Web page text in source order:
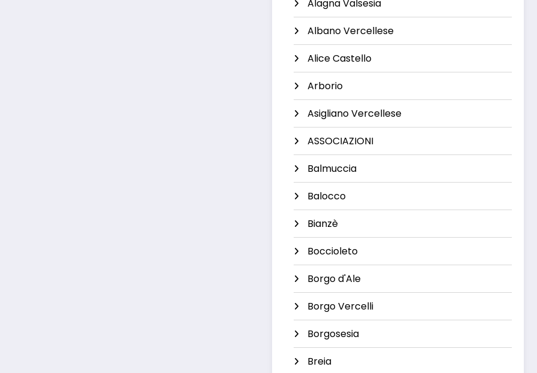
Alagna Valsesia
Albano Vercellese
Alice Castello
Arborio
Asigliano Vercellese
ASSOCIAZIONI
Balmuccia
Balocco
Bianzè
Boccioleto
Borgo d'Ale
Borgo Vercelli
Borgosesia
Breia